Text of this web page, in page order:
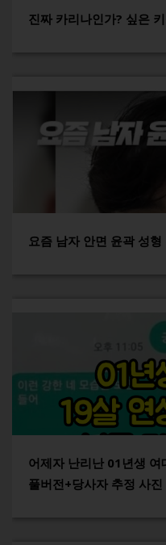
진짜 카리나인가? 싶은
요즘 남자 안면 윤곽 성형
어제자 난리난 01년생
풀버전+당사자 추정 사진